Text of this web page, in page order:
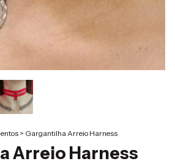
> Gargantilha Arreio Harness
Arreio Harness